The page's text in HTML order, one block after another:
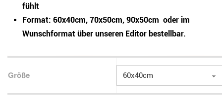
fühlt
Format: 60x40cm, 70x50cm, 90x50cm oder im
Wunschformat über unseren Editor bestellbar.
Größe